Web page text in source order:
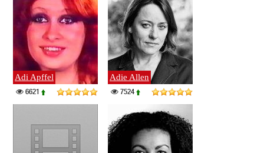
Adi Apffel
6621
Adie Allen
7524